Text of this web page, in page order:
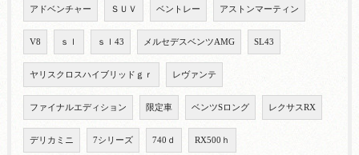
アドベンチャー ＳＵＶ ベントレー アストンマーティン
V8 ｓｌ ｓｌ43 メルセデスベンツAMG SL43
ヤリスクロスハイブリッドｇｒ レヴァンテ
ファイナルエディション 限定車 ベンツSロング レクサスRX
デリカミニ 7シリーズ 740ｄ RX500ｈ